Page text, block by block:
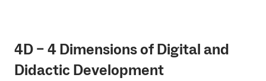
4D – 4 Dimensions of Digital and
Didactic Development